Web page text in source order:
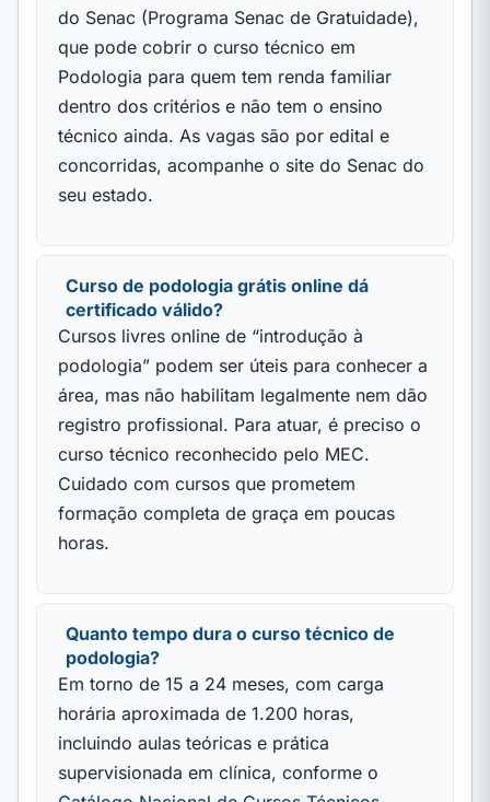
do Senac (Programa Senac de Gratuidade),
que pode cobrir o curso técnico em
Podologia para quem tem renda familiar
dentro dos critérios e não tem o ensino
técnico ainda. As vagas são por edital e
concorridas, acompanhe o site do Senac do
seu estado.
Curso de podologia grátis online dá
certificado válido?
Cursos livres online de “introdução à
podologia” podem ser úteis para conhecer a
área, mas não habilitam legalmente nem dão
registro profissional. Para atuar, é preciso o
curso técnico reconhecido pelo MEC.
Cuidado com cursos que prometem
formação completa de graça em poucas
horas.
Quanto tempo dura o curso técnico de
podologia?
Em torno de 15 a 24 meses, com carga
horária aproximada de 1.200 horas,
incluindo aulas teóricas e prática
supervisionada em clínica, conforme o